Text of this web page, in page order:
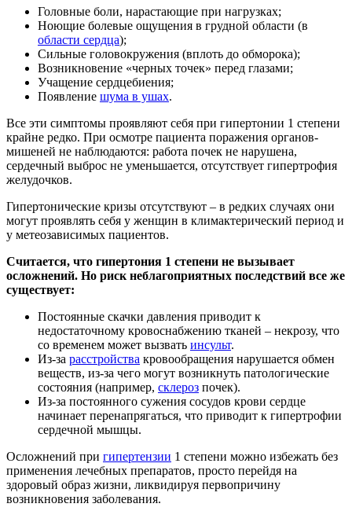
Головные боли, нарастающие при нагрузках;
Ноющие болевые ощущения в грудной области (в
области сердца);
Сильные головокружения (вплоть до обморока);
Возникновение «черных точек» перед глазами;
Учащение сердцебиения;
Появление шума в ушах.
Все эти симптомы проявляют себя при гипертонии 1 степени
крайне редко. При осмотре пациента поражения органов-
мишеней не наблюдаются: работа почек не нарушена,
сердечный выброс не уменьшается, отсутствует гипертрофия
желудочков.
Гипертонические кризы отсутствуют – в редких случаях они
могут проявлять себя у женщин в климактерический период и
у метеозависимых пациентов.
Считается, что гипертония 1 степени не вызывает
осложнений. Но риск неблагоприятных последствий все же
существует:
Постоянные скачки давления приводит к
недостаточному кровоснабжению тканей – некрозу, что
со временем может вызвать инсульт.
Из-за расстройства кровообращения нарушается обмен
веществ, из-за чего могут возникнуть патологические
состояния (например, склероз почек).
Из-за постоянного сужения сосудов крови сердце
начинает перенапрягаться, что приводит к гипертрофии
сердечной мышцы.
Осложнений при гипертензии 1 степени можно избежать без
применения лечебных препаратов, просто перейдя на
здоровый образ жизни, ликвидируя первопричину
возникновения заболевания.